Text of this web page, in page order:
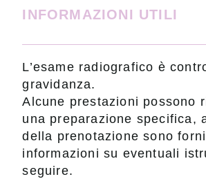
INFORMAZIONI UTILI
L’esame radiografico è
gravidanza.
Alcune prestazioni possono
una preparazione specifica,
della prenotazione sono
informazioni su eventuali
seguire.